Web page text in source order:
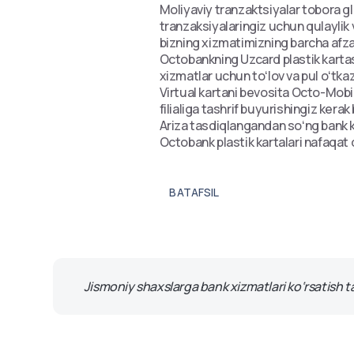
Moliyaviy tranzaktsiyalar tobora
tranzaksiyalaringiz uchun
bizning xizmatimizning barcha
Octobankning Uzcard plastik
xizmatlar uchun toʻlov va pul
Virtual kartani bevosita Octo-
filialiga tashrif buyurishingiz kerak
Ariza tasdiqlangandan soʻng
Octobank plastik kartalari nafaqat
quvvatlash guruhimiz barcha
BATAFSIL
Jismoniy shaxslarga bank xizmatlari ko‘rsatish